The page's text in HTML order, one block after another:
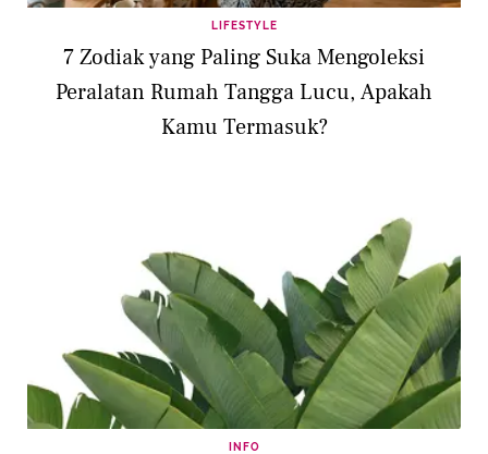
LIFESTYLE
7 Zodiak yang Paling Suka Mengoleksi
Peralatan Rumah Tangga Lucu, Apakah
Kamu Termasuk?
INFO